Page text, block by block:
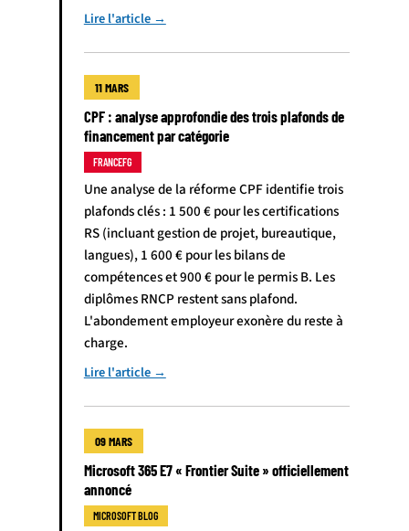
Lire l'article →
11 MARS
CPF : analyse approfondie des trois plafonds de
financement par catégorie
FRANCEFG
Une analyse de la réforme CPF identifie trois
plafonds clés : 1 500 € pour les certifications
RS (incluant gestion de projet, bureautique,
langues), 1 600 € pour les bilans de
compétences et 900 € pour le permis B. Les
diplômes RNCP restent sans plafond.
L'abondement employeur exonère du reste à
charge.
Lire l'article →
09 MARS
Microsoft 365 E7 « Frontier Suite » officiellement
annoncé
MICROSOFT BLOG